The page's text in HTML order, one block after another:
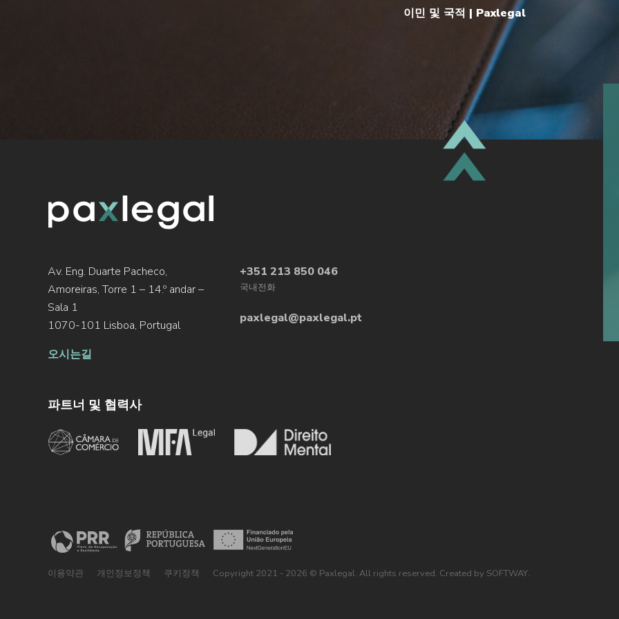
지원되는 임대료와 저렴한 임대료 사이에 과도기적 규정을 마련하여 지원 중단이 발생하지 않도록 합니다(120일).
이 링크에서 정부가 공유한 문서를 확인할 수 있으며, 여기에는 제시된 30가지 조치가 체계적으로 정리되어 있습니다.
이민 및 국적 | Paxlegal
Av. Eng. Duarte Pacheco,
Amoreiras, Torre 1 – 14.º andar –
Sala 1
1070-101 Lisboa, Portugal
오시는길
+351 213 850 046
국내전화
paxlegal@paxlegal.pt
파트너 및 협력사
이용약관 개인정보정책 쿠키정책 Copyright 2021 - 2026 © Paxlegal. All rights reserved. Created by SOFTWAY.